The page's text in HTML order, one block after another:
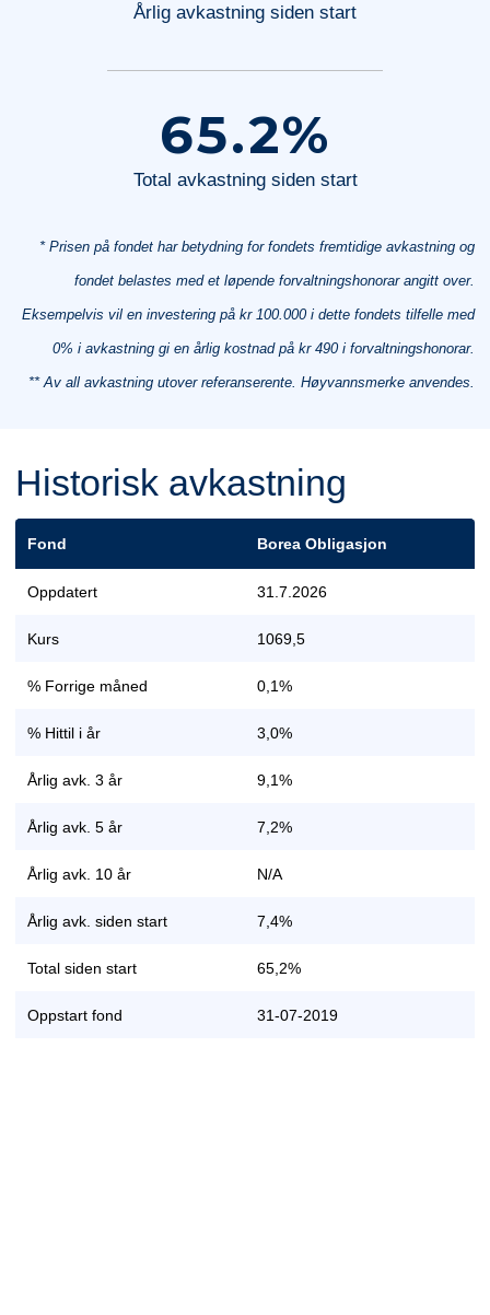
Årlig avkastning siden start
65.2%
Total avkastning siden start
* Prisen på fondet har betydning for fondets fremtidige avkastning og
fondet belastes med et løpende forvaltningshonorar angitt over.
Eksempelvis vil en investering på kr 100.000 i dette fondets tilfelle med
0% i avkastning gi en årlig kostnad på kr 490 i forvaltningshonorar.
** Av all avkastning utover referanserente. Høyvannsmerke anvendes.
Historisk avkastning
Fond Borea Obligasjon
Oppdatert 31.7.2026
Kurs 1069,5
% Forrige måned 0,1%
% Hittil i år 3,0%
Årlig avk. 3 år 9,1%
Årlig avk. 5 år 7,2%
Årlig avk. 10 år N/A
Årlig avk. siden start 7,4%
Total siden start 65,2%
Oppstart fond 31-07-2019